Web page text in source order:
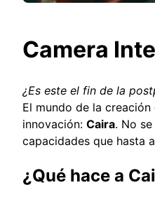
Camera
¿Es este el fin de la
El mundo de la
innovación: Caira. No
capacidades que hasta
¿Qué hace a